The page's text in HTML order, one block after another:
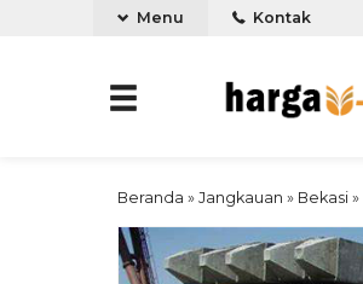
Menu Kontak
Beranda » Jangkauan » Bekasi »